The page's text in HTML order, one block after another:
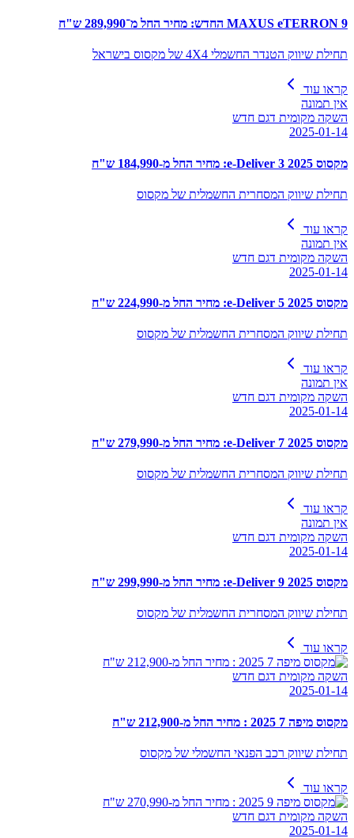
MAXUS eTERRON 9 החדש: מחיר החל מ־289,990 ש"ח
תחילת שיווק הטנדר החשמלי 4X4 של מקסוס בישראל
קראו עוד
אין תמונה
השקה מקומית דגם חדש
2025-01-14
מקסוס e-Deliver 3 2025: מחיר החל מ-184,990 ש"ח
תחילת שיווק המסחרית החשמלית של מקסוס
קראו עוד
אין תמונה
השקה מקומית דגם חדש
2025-01-14
מקסוס e-Deliver 5 2025: מחיר החל מ-224,990 ש"ח
תחילת שיווק המסחרית החשמלית של מקסוס
קראו עוד
אין תמונה
השקה מקומית דגם חדש
2025-01-14
מקסוס e-Deliver 7 2025: מחיר החל מ-279,990 ש"ח
תחילת שיווק המסחרית החשמלית של מקסוס
קראו עוד
אין תמונה
השקה מקומית דגם חדש
2025-01-14
מקסוס e-Deliver 9 2025: מחיר החל מ-299,990 ש"ח
תחילת שיווק המסחרית החשמלית של מקסוס
קראו עוד
השקה מקומית דגם חדש
2025-01-14
מקסוס מיפה 7 2025 : מחיר החל מ-212,900 ש"ח
תחילת שיווק רכב הפנאי החשמלי של מקסוס
קראו עוד
השקה מקומית דגם חדש
2025-01-14